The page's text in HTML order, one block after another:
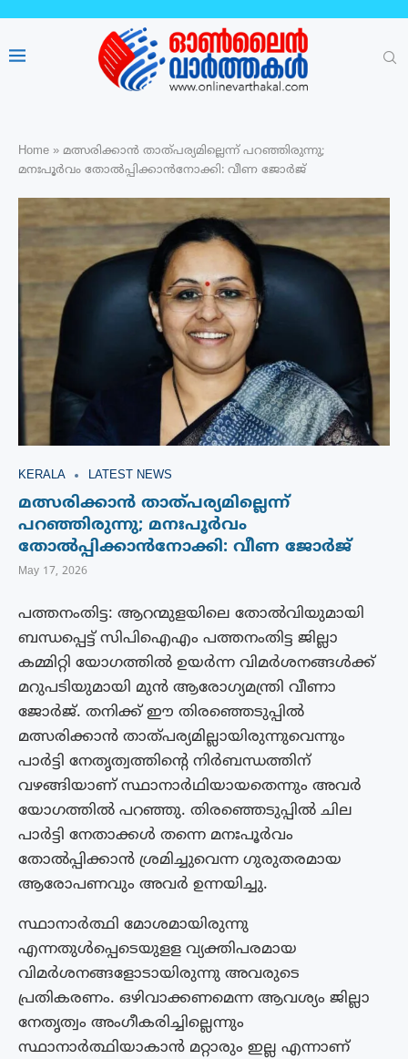
Home » മത്സരിക്കാൻ താത്പര്യമില്ലെന്ന് പറഞ്ഞിരുന്നു;
മനഃപൂർവം തോൽപ്പിക്കാൻനോക്കി: വീണ ജോർജ്
KERALA LATEST NEWS
മത്സരിക്കാൻ താത്പര്യമില്ലെന്ന്
പറഞ്ഞിരുന്നു; മനഃപൂർവം
തോൽപ്പിക്കാൻനോക്കി: വീണ ജോർജ്
May 17, 2026
പത്തനംതിട്ട: ആറന്മുളയിലെ തോല്‍വിയുമായി
ബന്ധപ്പെട്ട് സിപിഐഎം പത്തനംതിട്ട ജില്ലാ
കമ്മിറ്റി യോഗത്തില്‍ ഉയര്‍ന്ന വിമര്‍ശനങ്ങള്‍ക്ക്
മറുപടിയുമായി മുന്‍ ആരോഗ്യമന്ത്രി വീണാ
ജോര്‍ജ്. തനിക്ക് ഈ തിരഞ്ഞെടുപ്പിൽ
മത്സരിക്കാൻ താത്പര്യമില്ലായിരുന്നുവെന്നും
പാർട്ടി നേതൃത്വത്തിന്റെ നിർബന്ധത്തിന്
വഴങ്ങിയാണ് സ്ഥാനാർഥിയായതെന്നും അവർ
യോഗത്തിൽ പറഞ്ഞു. തിരഞ്ഞെടുപ്പിൽ ചില
പാർട്ടി നേതാക്കൾ തന്നെ മനഃപൂർവം
തോൽപ്പിക്കാൻ ശ്രമിച്ചുവെന്ന ഗുരുതരമായ
ആരോപണവും അവർ ഉന്നയിച്ചു.
സ്ഥാനാര്‍ത്ഥി മോശമായിരുന്നു
എന്നതുള്‍പ്പെടെയുളള വ്യക്തിപരമായ
വിമര്‍ശനങ്ങളോടായിരുന്നു അവരുടെ
പ്രതികരണം. ഒഴിവാക്കണമെന്ന ആവശ്യം ജില്ലാ
നേതൃത്വം അംഗീകരിച്ചില്ലെന്നും
സ്ഥാനാര്‍ത്ഥിയാകാന്‍ മറ്റാരും ഇല്ല എന്നാണ്